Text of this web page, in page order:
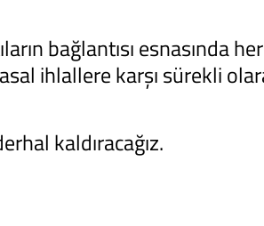
bağlantısı esnasında
ihlallere karşı sürekli
kaldıracağız.